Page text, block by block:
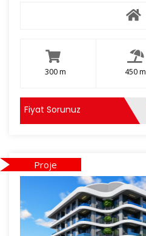
300 m 450 m
Fiyat Sorunuz
Proje